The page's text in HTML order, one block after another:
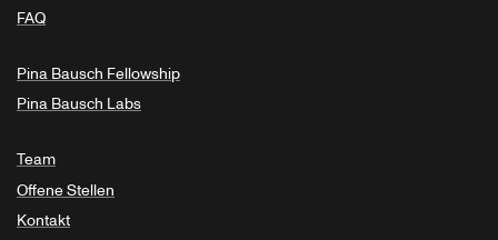
FAQ
Pina Bausch Fellowship
Pina Bausch Labs
Team
Offene Stellen
Kontakt